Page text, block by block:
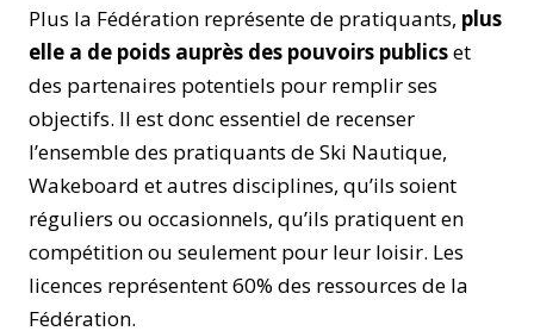
Plus la Fédération représente de pratiquants, plus
elle a de poids auprès des pouvoirs publicset
des partenaires potentiels pour remplir ses
objectifs. Il est donc essentiel de recenser
l’ensemble des pratiquants de Ski Nautique,
Wakeboard et autres disciplines, qu’ils soient
réguliers ou occasionnels, qu’ils pratiquent en
compétition ou seulement pour leur loisir. Les
licences représentent 60% des ressources de la
Fédération.